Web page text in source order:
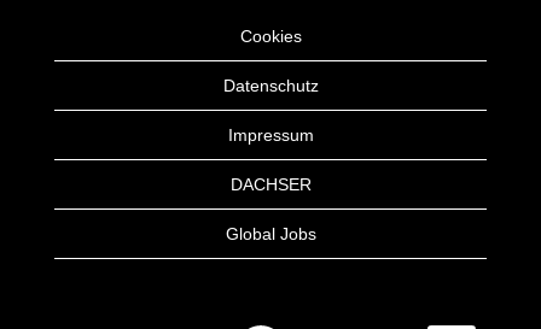
Cookies
Datenschutz
Impressum
DACHSER
Global Jobs